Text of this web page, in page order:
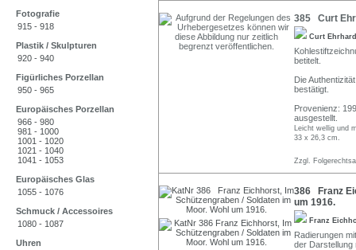
Fotografie
915 - 918
Plastik / Skulpturen
920 - 940
Figürliches Porzellan
950 - 965
Europäisches Porzellan
966 - 980
981 - 1000
1001 - 1020
1021 - 1040
1041 - 1053
Europäisches Glas
1055 - 1076
Schmuck / Accessoires
1080 - 1087
Uhren
385 Curt
Curt
betitelt.
Die
bestätigt.
Provenienz:
ausgestellt.
Leicht wellig und
33 x 26,3 cm.
Zzgl.
386 Franz
um 1916.
Franz
Radierungen
der Darstellung